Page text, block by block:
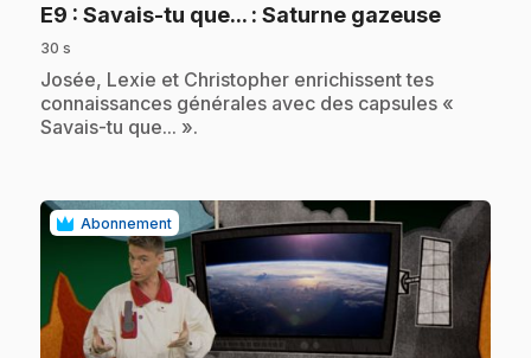
E9 : Savais-tu que... : Saturne gazeuse.
30 s
.Josée, Lexie et Christopher enrichissent tes
connaissances générales avec des capsules «
Savais-tu que... ».
Abonnement